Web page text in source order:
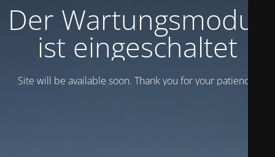
Der Wartungsmodus
ist eingeschaltet
Site will be available soon. Thank you for your patience!